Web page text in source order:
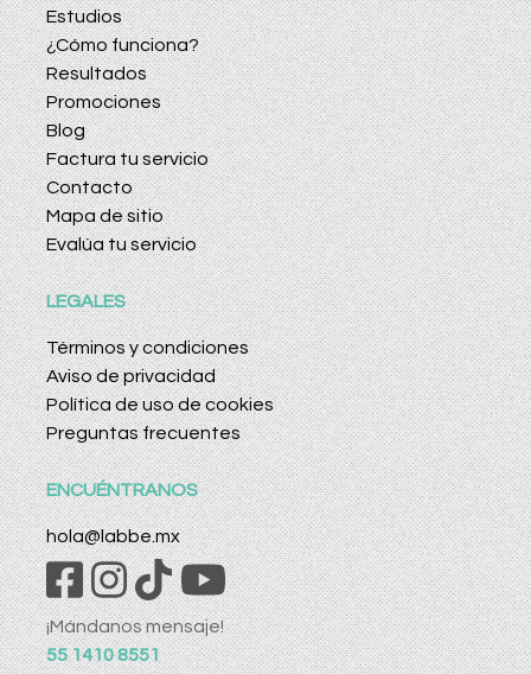
Estudios
¿Cómo funciona?
Resultados
Promociones
Blog
Factura tu servicio
Contacto
Mapa de sitio
Evalúa tu servicio
LEGALES
Términos y condiciones
Aviso de privacidad
Política de uso de cookies
Preguntas frecuentes
ENCUÉNTRANOS
hola@labbe.mx
¡Mándanos mensaje!
55 1410 8551